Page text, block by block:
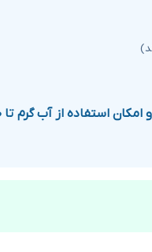
از آب گرم تا 90 درجه وجود دارد.